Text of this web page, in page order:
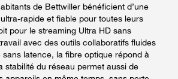
de Bettwiller bénéficient d’une
rapide et fiable pour toutes leurs
pour le streaming Ultra HD sans
avec des outils collaboratifs fluides
latence, la fibre optique répond à
stabilité du réseau permet aussi de